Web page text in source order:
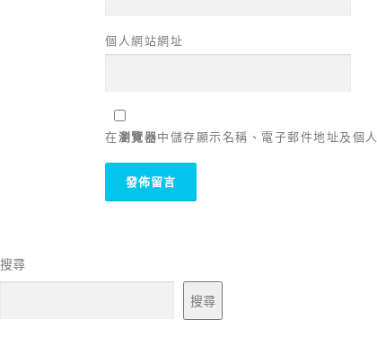
個人網站網址
在瀏覽器中儲存顯示名稱、電子郵件地址及個
搜尋
搜尋